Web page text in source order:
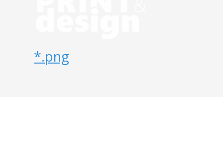
*.png